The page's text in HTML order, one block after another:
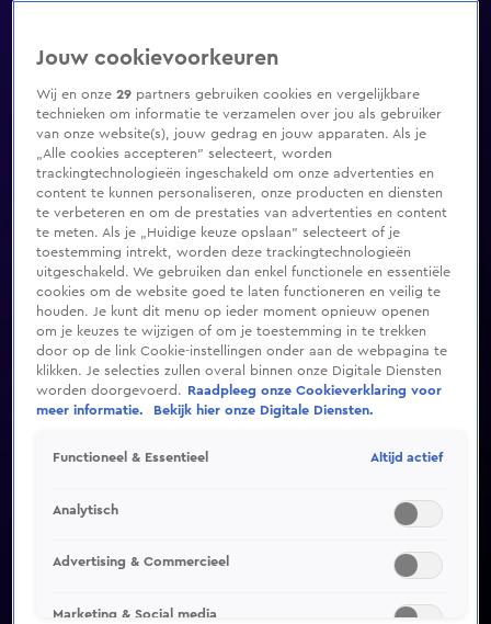
Video helaas niet gevonden
Jouw cookievoorkeuren
Wij en onze29 partners gebruiken cookies en vergelijkbare
technieken om informatie te verzamelen over jou als gebruiker
van onze website(s), jouw gedrag en jouw apparaten. Als je
„Alle cookies accepteren” selecteert, worden
trackingtechnologieën ingeschakeld om onze advertenties en
content te kunnen personaliseren, onze producten en diensten
te verbeteren en om de prestaties van advertenties en content
te meten. Als je „Huidige keuze opslaan” selecteert of je
toestemming intrekt, worden deze trackingtechnologieën
uitgeschakeld. We gebruiken dan enkel functionele en essentiële
cookies om de website goed te laten functioneren en veilig te
houden. Je kunt dit menu op ieder moment opnieuw openen
om je keuzes te wijzigen of om je toestemming in te trekken
door op de link Cookie-instellingen onder aan de webpagina te
klikken. Je selecties zullen overal binnen onze Digitale Diensten
worden doorgevoerd.
Raadpleeg onze Cookieverklaring voor
meer informatie.
Bekijk hier onze Digitale Diensten.
Functioneel & Essentieel Altijd actief
Analytisch
Advertising & Commercieel
Marketing & Social media